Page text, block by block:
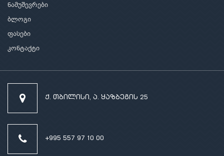
ნამუშევრები
ბლოგი
ფასები
კონტაქტი
ქ. თბილისი, ა. ყაზბეგის 25
+995 557 97 10 00